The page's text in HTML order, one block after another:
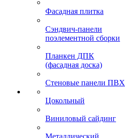
Фасадная плитка
Сэндвич-панели
поэлементной сборки
Планкен ДПК
(фасадная доска)
Стеновые панели ПВХ
Цокольный
Виниловый сайдинг
Металлический